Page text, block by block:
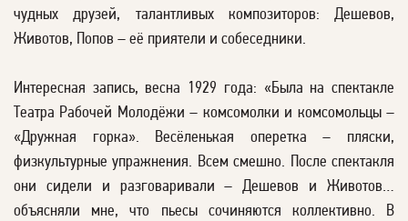
чудных друзей, талантливых композиторов: Дешевов,
Животов, Попов – её приятели и собеседники.
Интересная запись, весна 1929 года: «Была на спектакле
Театра Рабочей Молодёжи – комсомолки и комсомольцы –
«Дружная горка». Весёленькая оперетка – пляски,
физкультурные упражнения. Всем смешно. После спектакля
они сидели и разговаривали – Дешевов и Животов…
объясняли мне, что пьесы сочиняются коллективно. В